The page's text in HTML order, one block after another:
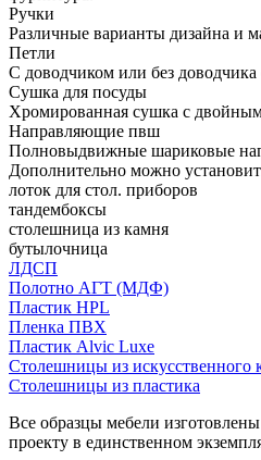
Ручки
Различные варианты дизайна и
Петли
С доводчиком или без
Сушка для посуды
Хромированная сушка с
Направляющие пвш
Полновыдвижные шариковые
Дополнительно можно
лоток для стол. приборов
тандембоксы
столешница из камня
бутылочница
ЛДСП
Полотно АГТ (МДФ)
Пластик HPL
Пленка ПВХ
Пластик Alvic Luxe
Столешницы из искусственного
Столешницы из пластика
Все образцы мебели
проекту в единственном